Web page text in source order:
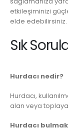
etkileşiminizi
elde edebilirsiniz.
Sık
Hurdacı nedir?
Hurdacı,
alan veya
Hurdacı